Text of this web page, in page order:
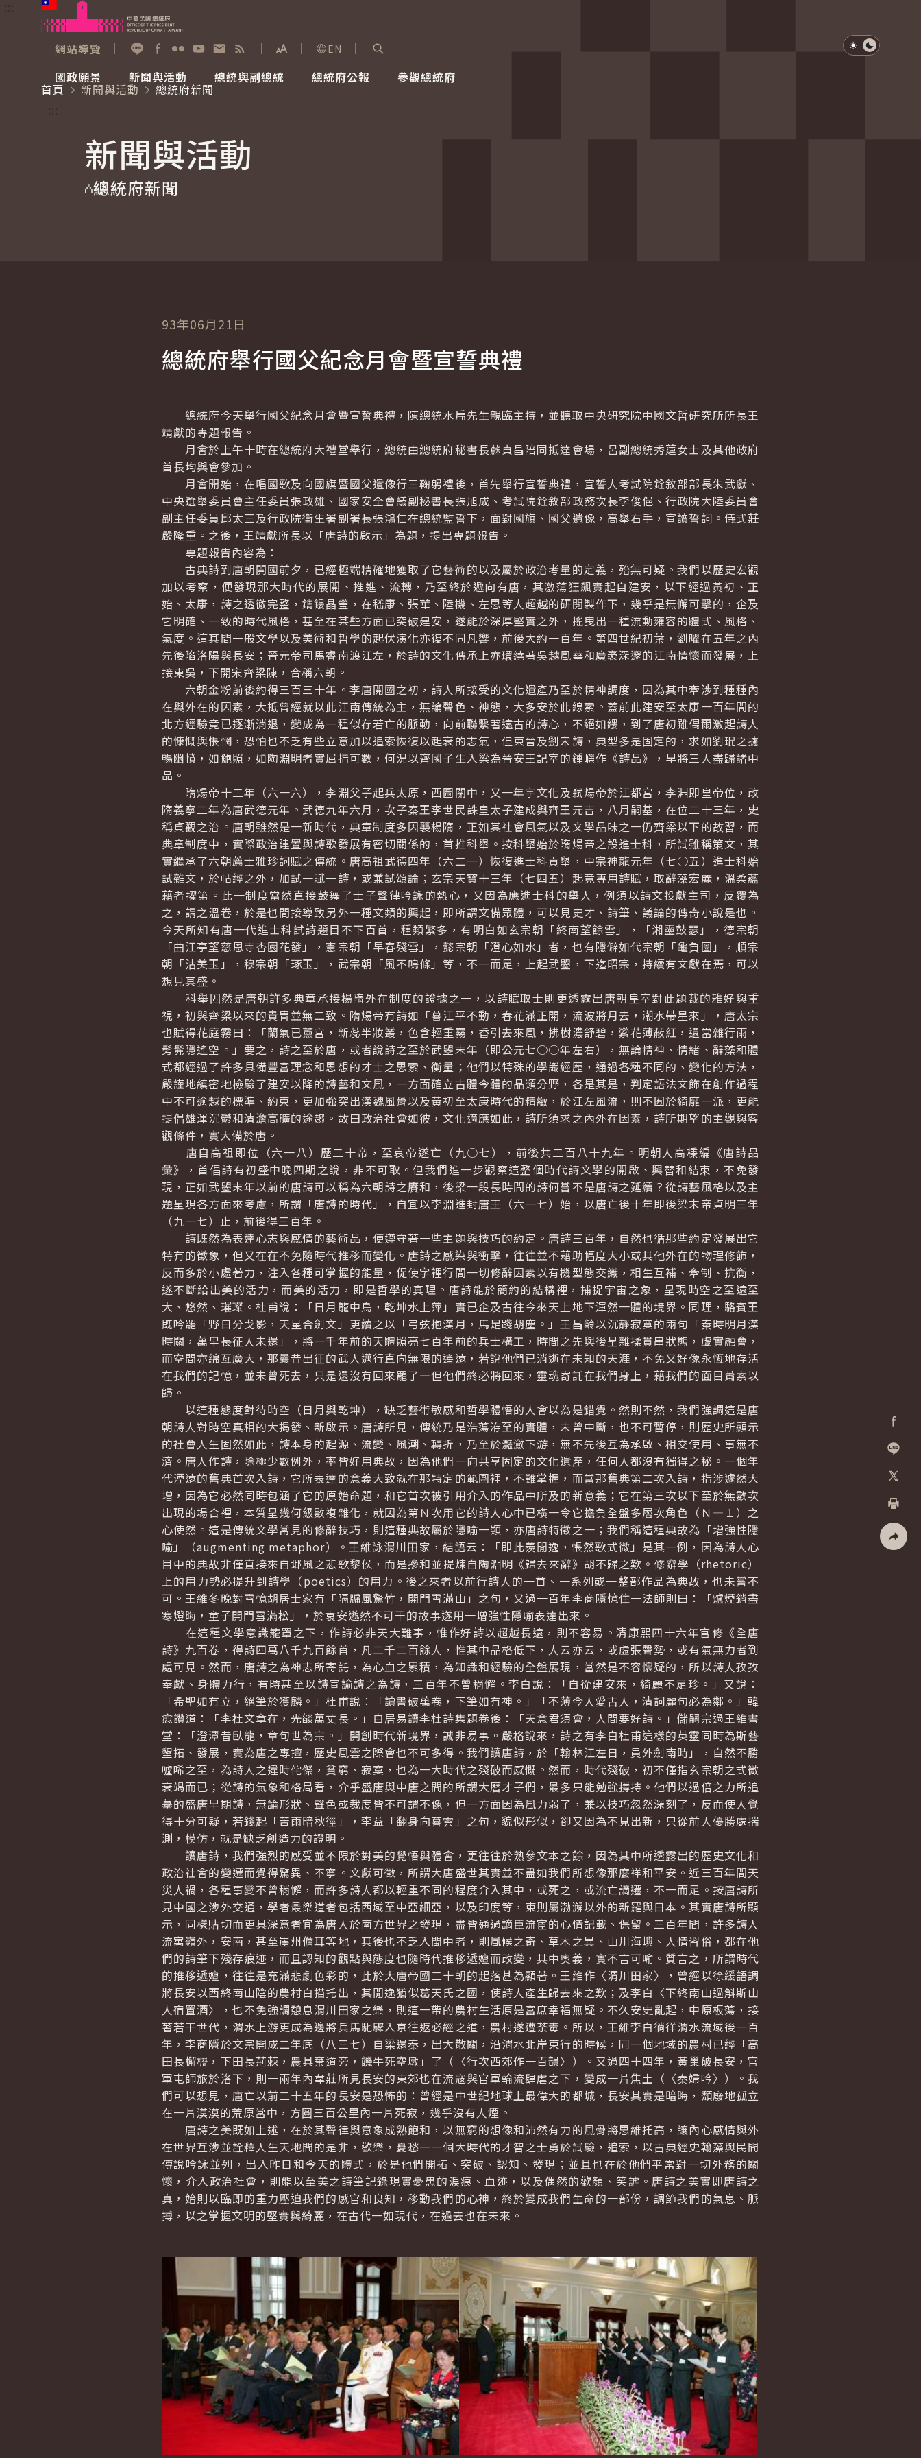
跳到主要內容
網站導覽
展開字級選單
EN
國政願景
國家氣候變遷對策委員會
重要談話
新聞與活動
總統府新聞
影音頻道
總統與副總統
賴清德總統
總統府公報 參觀總統府
參觀資訊
淺色模式
深色模式
首頁
新聞與活動
總統府新聞
新聞與活動
總統府新聞
加入好
列印
93年06月21日
總統府舉行國父紀念月會暨宣誓典禮
總統府今天舉行國父紀念月會暨宣誓典禮，陳總統水扁先生親臨主持，並聽取中央研究院中國文哲研究所所長王
靖獻的專題報告。
月會於上午十時在總統府大禮堂舉行，總統由總統府秘書長蘇貞昌陪同抵達會場，呂副總統秀蓮女士及其他政府
首長均與會參加。
月會開始，在唱國歌及向國旗暨國父遺像行三鞠躬禮後，首先舉行宣誓典禮，宣誓人考試院銓敘部部長朱武獻、
中央選舉委員會主任委員張政雄、國家安全會議副秘書長張旭成、考試院銓敘部政務次長李俊俋、行政院大陸委員會
副主任委員邱太三及行政院衛生署副署長張鴻仁在總統監誓下，面對國旗、國父遺像，高舉右手，宣讀誓詞。儀式莊
嚴隆重。之後，王靖獻所長以「唐詩的啟示」為題，提出專題報告。
專題報告內容為：
古典詩到唐朝開國前夕，已經極端精確地獲取了它藝術的以及屬於政治考量的定義，殆無可疑。我們以歷史宏觀
加以考察，便發現那大時代的展開、推進、流轉，乃至終於遞向有唐，其激蕩狂飆實起自建安，以下經過黃初、正
始、太康，詩之透徹完整，鐫鏤晶瑩，在嵇康、張華、陸機、左思等人超越的研閱製作下，幾乎是無懈可擊的，企及
它明確、一致的時代風格，甚至在某些方面已突破建安，遂能於深厚堅實之外，搖曳出一種流動雍容的體式、風格、
氣度。這其間一般文學以及美術和哲學的起伏演化亦復不同凡響，前後大約一百年。第四世紀初葉，劉曜在五年之內
先後陷洛陽與長安；晉元帝司馬睿南渡江左，於詩的文化傳承上亦環繞著吳越風華和廣袤深邃的江南情懷而發展，上
接東吳，下開宋齊梁陳，合稱六朝。
六朝金粉前後約得三百三十年。李唐開國之初，詩人所接受的文化遺產乃至於精神調度，因為其中牽涉到種種內
在與外在的因素，大抵曾經就以此江南傳統為主，無論聲色、神態，大多安於此線索。蓋前此建安至太康一百年間的
北方經驗竟已逐漸消退，變成為一種似存若亡的脈動，向前聯繫著遠古的詩心，不絕如縷，到了唐初雖偶爾激起詩人
的慷慨與悵惘，恐怕也不乏有些立意加以追索恢復以起衰的志氣，但東晉及劉宋詩，典型多是固定的，求如劉琨之攄
暢幽憤，如鮑照，如陶淵明者實屈指可數，何況以齊國子生入梁為晉安王記室的鍾嶸作《詩品》，早將三人盡歸諸中
品。
隋煬帝十二年（六一六），李淵父子起兵太原，西圖關中，又一年宇文化及弒煬帝於江都宮，李淵即皇帝位，改
隋義寧二年為唐武德元年。武德九年六月，次子秦王李世民誅皇太子建成與齊王元吉，八月嗣基，在位二十三年，史
稱貞觀之治。唐朝雖然是一新時代，典章制度多因襲楊隋，正如其社會風氣以及文學品味之一仍齊梁以下的故習，而
典章制度中，實際政治建置與詩歌發展有密切關係的，首推科舉。按科舉始於隋煬帝之設進士科，所試雖稱策文，其
實繼承了六朝薦士雅珍詞賦之傳統。唐高祖武德四年（六二一）恢復進士科貢舉，中宗神龍元年（七○五）進士科始
試雜文，於帖經之外，加試一賦一詩，或兼試頌論；玄宗天寶十三年（七四五）起竟專用詩賦，取辭藻宏麗，溫柔蘊
藉者擢第。此一制度當然直接鼓舞了士子聲律吟詠的熱心，又因為應進士科的舉人，例須以詩文投獻主司，反覆為
之，謂之溫卷，於是也間接導致另外一種文類的興起，即所謂文備眾體，可以見史才、詩筆、議論的傳奇小說是也。
今天所知有唐一代進士科試詩題目不下百首，種類繁多，有明白如玄宗朝「終南望餘雪」，「湘靈鼓瑟」，德宗朝
「曲江亭望慈恩寺杏園花發」，憲宗朝「早春殘雪」，懿宗朝「澄心如水」者，也有隱僻如代宗朝「龜負圖」，順宗
朝「沽美玉」，穆宗朝「琢玉」，武宗朝「風不鳴條」等，不一而足，上起武曌，下迄昭宗，持續有文獻在焉，可以
想見其盛。
科舉固然是唐朝許多典章承接楊隋外在制度的證據之一，以詩賦取士則更透露出唐朝皇室對此題裁的雅好與重
視，初與齊梁以來的貴冑並無二致。隋煬帝有詩如「暮江平不動，春花滿正開，流波將月去，潮水帶星來」，唐太宗
也賦得花庭霧曰：「蘭氣已薰宮，新蕊半妝叢，色含輕重霧，香引去來風，拂樹濃舒碧，縈花薄蔽紅，還當雜行雨，
髣髴隱遙空。」要之，詩之至於唐，或者說詩之至於武曌末年（即公元七○○年左右），無論精神、情緒、辭藻和體
式都經過了許多具備豐富理念和思想的才士之思索、衡量；他們以特殊的學識經歷，通過各種不同的、變化的方法，
嚴謹地縝密地檢驗了建安以降的詩藝和文風，一方面確立古體今體的品類分野，各是其是，判定語法文飾在創作過程
中不可逾越的標準、約束，更加強突出漢魏風骨以及黃初至太康時代的精緻，於江左風流，則不囿於綺靡一派，更能
提倡雄渾沉鬱和清澹高曠的途趨。故曰政治社會如彼，文化適應如此，詩所須求之內外在因素，詩所期望的主觀與客
觀條件，實大備於唐。
唐自高祖即位（六一八）歷二十帝，至哀帝遂亡（九○七），前後共二百八十九年。明朝人高棅編《唐詩品
彙》，首倡詩有初盛中晚四期之說，非不可取。但我們進一步觀察這整個時代詩文學的開啟、興替和結束，不免發
現，正如武曌末年以前的唐詩可以稱為六朝詩之賡和，後梁一段長時間的詩何嘗不是唐詩之延續？從詩藝風格以及主
題呈現各方面來考慮，所謂「唐詩的時代」，自宜以李淵進封唐王（六一七）始，以唐亡後十年即後梁末帝貞明三年
（九一七）止，前後得三百年。
詩既然為表達心志與感情的藝術品，便遵守著一些主題與技巧的約定。唐詩三百年，自然也循那些約定發展出它
特有的徵象，但又在在不免隨時代推移而變化。唐詩之感染與衝擊，往往並不藉助幅度大小或其他外在的物理修飾，
反而多於小處著力，注入各種可掌握的能量，促使字裡行間一切修辭因素以有機型態交織，相生互補、牽制、抗衡，
遂不斷給出美的活力，而美的活力，即是哲學的真理。唐詩能於簡約的結構裡，捕捉宇宙之象，呈現時空之至遠至
大、悠然、璀璨。杜甫說：「日月籠中鳥，乾坤水上萍」實已企及古往今來天上地下渾然一體的境界。同理，駱賓王
既吟罷「野日分戈影，天星合劍文」更續之以「弓弦抱漢月，馬足踐胡塵。」王昌齡以沉靜寂寞的兩句「秦時明月漢
時關，萬里長征人未還」，將一千年前的天體照亮七百年前的兵士構工，時間之先與後呈雜揉貫串狀態，虛實融會，
而空間亦綿亙廣大，那曩昔出征的武人邁行直向無限的遙遠，若說他們已消逝在未知的天涯，不免又好像永恆地存活
在我們的記憶，並未曾死去，只是還沒有回來罷了—但他們終必將回來，靈魂寄託在我們身上，藉我們的面目蕭索以
歸。
以這種態度對待時空（日月與乾坤），缺乏藝術敏感和哲學體悟的人會以為是錯覺。然則不然，我們強調這是唐
朝詩人對時空真相的大揭發、新啟示。唐詩所見，傳統乃是浩蕩洊至的實體，未曾中斷，也不可暫停，則歷史所顯示
的社會人生固然如此，詩本身的起源、流變、風潮、轉折，乃至於灩瀲下游，無不先後互為承啟、相交使用、事無不
濟。唐人作詩，除極少數例外，率皆好用典故，因為他們一向共享固定的文化遺產，任何人都沒有獨得之秘。一個年
代湮遠的舊典首次入詩，它所表達的意義大致就在那特定的範圍裡，不難掌握，而當那舊典第二次入詩，指涉遽然大
增，因為它必然同時包涵了它的原始命題，和它首次被引用介入的作品中所及的新意義；它在第三次以下至於無數次
出現的場合裡，本質呈幾何級數複雜化，就因為第Ｎ次用它的詩人心中已橫一令它擔負全盤多層次角色（Ｎ—１）之
心使然。這是傳統文學常見的修辭技巧，則這種典故屬於隱喻一類，亦唐詩特徵之一；我們稱這種典故為「增強性隱
喻」（augmenting metaphor）。王維詠渭川田家，結語云：「即此羨閒逸，悵然歌式微」是其一例，因為詩人心
目中的典故非僅直接來自邶風之悲歌黎侯，而是摻和並提煉自陶淵明《歸去來辭》胡不歸之歎。修辭學（rhetoric）
上的用力勢必提升到詩學（poetics）的用力。後之來者以前行詩人的一首、一系列或一整部作品為典故，也未嘗不
可。王維冬晚對雪憶胡居士家有「隔牖風驚竹，開門雪滿山」之句，又過一百年李商隱憶住一法師則曰：「爐煙銷盡
寒燈晦，童子開門雪滿松」，於袁安邈然不可干的故事遂用一增強性隱喻表達出來。
在這種文學意識籠罩之下，作詩必非天大難事，惟作好詩以超越長遠，則不容易。清康熙四十六年官修《全唐
詩》九百卷，得詩四萬八千九百餘首，凡二千二百餘人，惟其中品格低下，人云亦云，或虛張聲勢，或有氣無力者到
處可見。然而，唐詩之為神志所寄託，為心血之累積，為知識和經驗的全盤展現，當然是不容懷疑的，所以詩人孜孜
奉獻、身體力行，有時甚至以詩宣諭詩之為詩，三百年不曾稍懈。李白說：「自從建安來，綺麗不足珍。」又說：
「希聖如有立，絕筆於獲麟。」杜甫說：「讀書破萬卷，下筆如有神。」「不薄今人愛古人，清詞麗句必為鄰。」韓
愈讚道：「李杜文章在，光燄萬丈長。」白居易讀李杜詩集題卷後：「天意君須會，人間要好詩。」儲嗣宗過王維書
堂：「澄潭昔臥龍，章句世為宗。」開創時代新境界，誠非易事。嚴格說來，詩之有李白杜甫這樣的英靈同時為斯藝
墾拓、發展，實為唐之專擅，歷史風雲之際會也不可多得。我們讀唐詩，於「翰林江左日，員外劍南時」，自然不勝
噓唏之至，為詩人之違時侘傺，貧窮、寂寞，也為一大時代之殘破而感慨。然而，時代殘破，初不僅指玄宗朝之式微
衰竭而已；從詩的氣象和格局看，介乎盛唐與中唐之間的所謂大曆才子們，最多只能勉強撐持。他們以過倍之力所追
摹的盛唐早期詩，無論形狀、聲色或裁度皆不可謂不像，但一方面因為風力弱了，兼以技巧忽然深刻了，反而使人覺
得十分可疑，若錢起「苦雨暗秋徑」，李益「翻身向暮雲」之句，貌似形似，卻又因為不見出新，只從前人優勝處揣
測，模仿，就是缺乏創造力的證明。
讀唐詩，我們強烈的感受並不限於對美的覺悟與體會，更往往於熟參文本之餘，因為其中所透露出的歷史文化和
政治社會的變遷而覺得驚異、不寧。文獻可徵，所謂大唐盛世其實並不盡如我們所想像那麼祥和平安。近三百年間天
災人禍，各種事變不曾稍懈，而許多詩人都以輕重不同的程度介入其中，或死之，或流亡謫遷，不一而足。按唐詩所
見中國之涉外交通，學者最樂道者包括西域至中亞細亞，以及印度等，東則屬渤澥以外的新羅與日本。其實唐詩所顯
示，同樣貼切而更具深意者宜為唐人於南方世界之發現，盡皆通過謫臣流宦的心情記載、保留。三百年間，許多詩人
流寓嶺外，安南，甚至崖州儋耳等地，其後也不乏入閩中者，則風候之奇、草木之異、山川海嶼、人情習俗，都在他
們的詩筆下殘存痕迹，而且認知的觀點與態度也隨時代推移遞嬗而改變，其中奧義，實不言可喻。質言之，所謂時代
的推移遞嬗，往往是充滿悲劇色彩的，此於大唐帝國二十朝的起落甚為顯著。王維作〈渭川田家〉，曾經以徐緩語調
將長安以西終南山陰的農村白描托出，其閒逸猶似葛天氏之國，使詩人產生歸去來之歎；及李白〈下終南山過斛斯山
人宿置酒〉，也不免強調憩息渭川田家之樂，則這一帶的農村生活原是富庶幸福無疑。不久安史亂起，中原板蕩，接
著若干世代，渭水上游更成為邊將兵馬馳驟入京往返必經之道，農村遂遭荼毒。所以，王維李白徜徉渭水流域後一百
年，李商隱於文宗開成二年底（八三七）自梁還秦，出大散關，沿渭水北岸東行的時候，同一個地域的農村已經「高
田長檞櫪，下田長荊棘，農具棄道旁，饑牛死空墩」了（〈行次西郊作一百韻〉）。又過四十四年，黃巢破長安，官
軍屯師旅於洛下，則一兩年內韋莊所見長安的東郊也在流寇與官軍輪流肆虐之下，變成一片焦土（〈秦婦吟〉）。我
們可以想見，唐亡以前二十五年的長安是恐怖的：曾經是中世紀地球上最偉大的都城，長安其實是暗晦，頹廢地孤立
在一片漠漠的荒原當中，方圓三百公里內一片死寂，幾乎沒有人煙。
唐詩之美既如上述，在於其聲律與意象成熟飽和，以無窮的想像和沛然有力的風骨將思維托高，讓內心感情與外
在世界互涉並詮釋人生天地間的是非，歡樂，憂愁—一個大時代的才智之士勇於試驗，追索，以古典經史翰藻與民間
傳說吟詠並列，出入昨日和今天的體式，於是他們開拓、突破、認知、發現；並且也在於他們平常對一切外務的關
懷，介入政治社會，則能以至美之詩筆記錄現實憂患的淚痕、血迹，以及偶然的歡顏、笑謔。唐詩之美實即唐詩之
真，始則以臨即的重力壓迫我們的感官和良知，移動我們的心神，終於變成我們生命的一部份，調節我們的氣息、脈
搏，以之掌握文明的堅實與綺麗，在古代一如現代，在過去也在未來。